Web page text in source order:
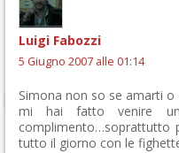
Luigi Fabozzi
5 Giugno 2007 alle 01:14
Simona non so se amarti o
mi hai fatto venire
complimento…soprattutto
tutto il giorno con le